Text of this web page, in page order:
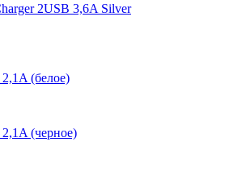
2USB 3,6A Silver
(белое)
(черное)